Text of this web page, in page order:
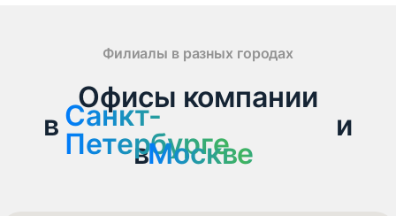
Филиалы в разных городах
Офисы компании
вСанкт-Петербурге
и
вМоскве
Санкт-
Петербурге
Москве